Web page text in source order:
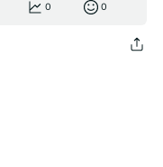
0 0